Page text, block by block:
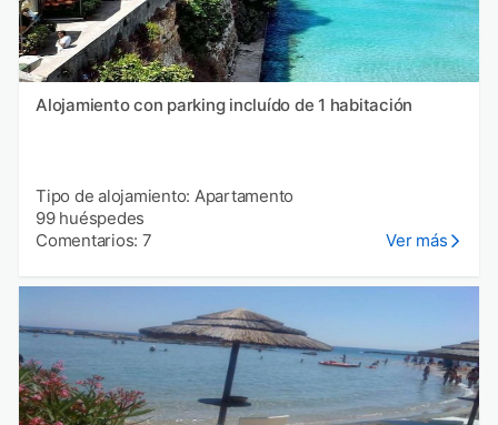
Alojamiento con parking incluído de 1 habitación
Tipo de alojamiento: Apartamento
99 huéspedes
Comentarios: 7
Ver más